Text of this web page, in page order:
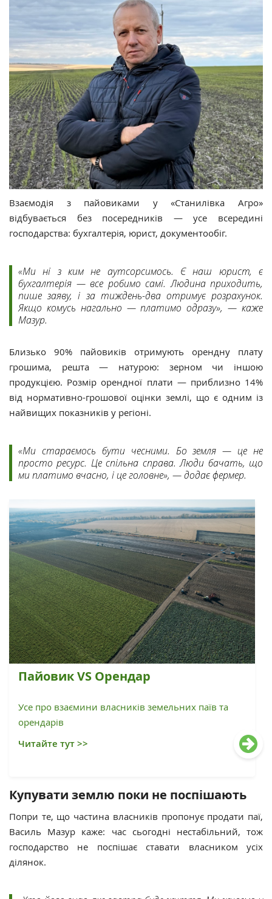
Взаємодія з пайовиками у «Станилівка Агро»
відбувається без посередників — усе всередині
господарства: бухгалтерія, юрист, документообіг.
«Ми ні з ким не аутсорсимось. Є наш юрист, є
бухгалтерія — все робимо самі. Людина приходить,
пише заяву, і за тиждень-два отримує розрахунок.
Якщо комусь нагально — платимо одразу», — каже
Мазур.
Близько 90% пайовиків отримують орендну плату
грошима, решта — натурою: зерном чи іншою
продукцією. Розмір орендної плати — приблизно 14%
від нормативно-грошової оцінки землі, що є одним із
найвищих показників у регіоні.
«Ми стараємось бути чесними. Бо земля — це не
просто ресурс. Це спільна справа. Люди бачать, що
ми платимо вчасно, і це головне», — додає фермер.
Пайовик VS Орендар
Усе про взаємини власників земельних паїв та
орендарів
Читайте тут >>
Купувати землю поки не поспішають
Попри те, що частина власників пропонує продати паї,
Василь Мазур каже: час сьогодні нестабільний, тож
господарство не поспішає ставати власником усіх
ділянок.